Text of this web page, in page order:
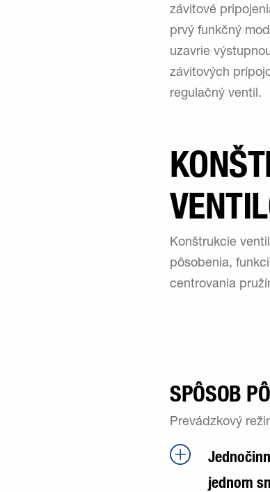
závitové
prvý funkčný
uzavrie
závitových
regulačný ventil.
Konštrukcie
pôsobenia,
centrovania
SPÔSOB
Prevádzkový
jednom